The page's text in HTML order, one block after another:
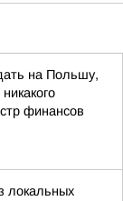
на Польшу,
финансов
локальных